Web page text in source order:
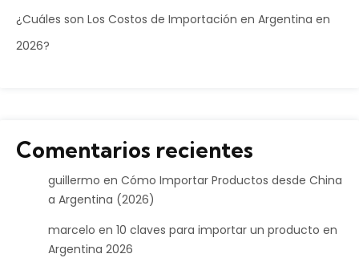
¿Cuáles son Los Costos de Importación en Argentina en
2026?
Comentarios recientes
guillermo en Cómo Importar Productos desde China
a Argentina (2026)
marcelo en 10 claves para importar un producto en
Argentina 2026